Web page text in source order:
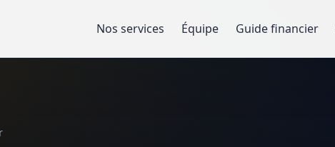
Nos services Équipe Guide financier